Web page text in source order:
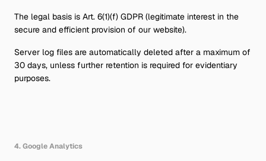
The legal basis is Art. 6(1)(f) GDPR (legitimate interest in the
secure and efficient provision of our website).
Server log files are automatically deleted after a maximum of
30 days, unless further retention is required for evidentiary
purposes.
4. Google Analytics